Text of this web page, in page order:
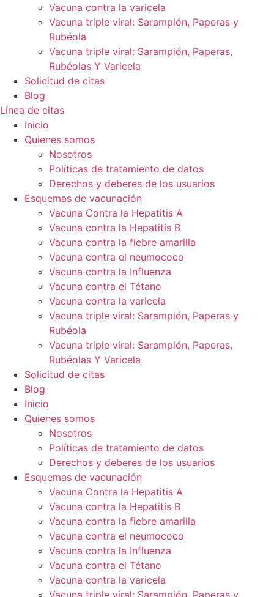
Vacuna contra la varicela
Vacuna triple viral: Sarampión, Paperas y
Rubéola
Vacuna triple viral: Sarampión, Paperas,
Rubéolas Y Varicela
Solicitud de citas
Blog
Línea de citas
Inicio
Quienes somos
Nosotros
Políticas de tratamiento de datos
Derechos y deberes de los usuarios
Esquemas de vacunación
Vacuna Contra la Hepatitis A
Vacuna contra la Hepatitis B
Vacuna contra la fiebre amarilla
Vacuna contra el neumococo
Vacuna contra la Influenza
Vacuna contra el Tétano
Vacuna contra la varicela
Vacuna triple viral: Sarampión, Paperas y
Rubéola
Vacuna triple viral: Sarampión, Paperas,
Rubéolas Y Varicela
Solicitud de citas
Blog
Inicio
Quienes somos
Nosotros
Políticas de tratamiento de datos
Derechos y deberes de los usuarios
Esquemas de vacunación
Vacuna Contra la Hepatitis A
Vacuna contra la Hepatitis B
Vacuna contra la fiebre amarilla
Vacuna contra el neumococo
Vacuna contra la Influenza
Vacuna contra el Tétano
Vacuna contra la varicela
Vacuna triple viral: Sarampión, Paperas y